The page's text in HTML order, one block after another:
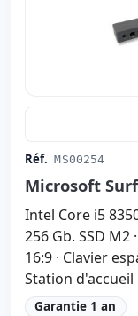
Réf. MS00254
Microsoft
Intel Core i5
256 Gb. SSD M2
16:9 · Clavier
Station
Garantie 1 an